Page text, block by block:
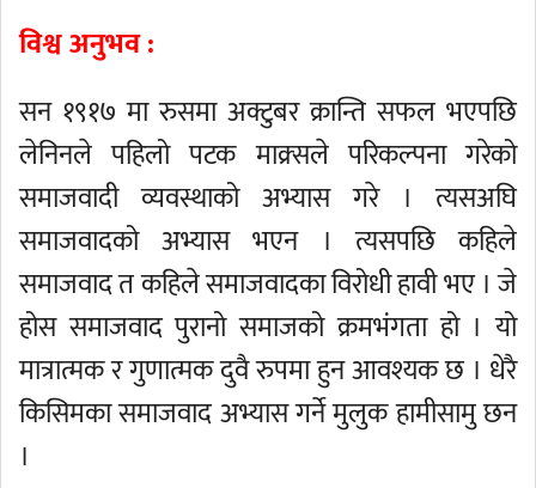
विश्व अनुभव :
सन १९१७ मा रुसमा अक्टुबर क्रान्ति सफल भएपछि
लेनिनले पहिलो पटक माक्र्सले परिकल्पना गरेको
समाजवादी व्यवस्थाको अभ्यास गरे । त्यसअघि
समाजवादको अभ्यास भएन । त्यसपछि कहिले
समाजवाद त कहिले समाजवादका विरोधी हावी भए । जे
होस समाजवाद पुरानो समाजको क्रमभंगता हो । यो
मात्रात्मक र गुणात्मक दुवै रुपमा हुन आवश्यक छ । धेरै
किसिमका समाजवाद अभ्यास गर्ने मुलुक हामीसामु छन
।